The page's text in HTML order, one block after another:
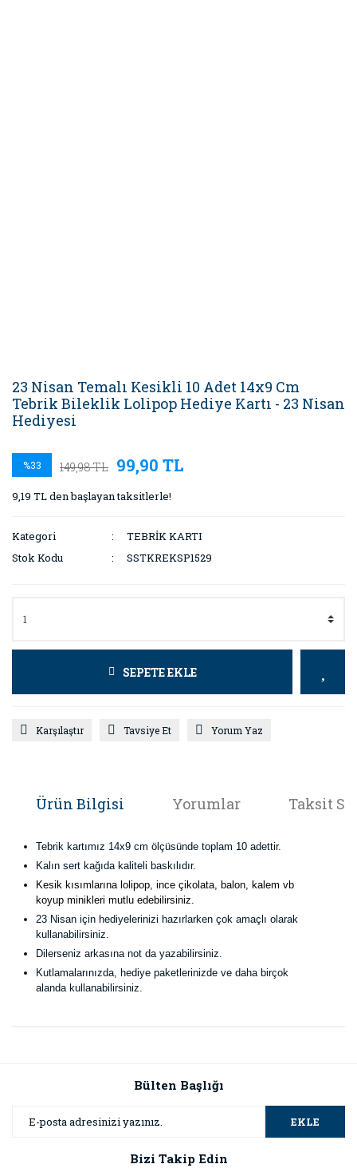
23 Nisan Temalı Kesikli 10 Adet 14x9 Cm
Tebrik Bileklik Lolipop Hediye Kartı - 23 Nisan
Hediyesi
%33 149,98 TL 99,90 TL
9,19 TL den başlayan taksitlerle!
Kategori
TEBRİK KARTI
Stok Kodu
SSTKREKSP1529
SEPETE EKLE
Karşılaştır Tavsiye Et Yorum Yaz
Ürün Bilgisi Yorumlar Taksit
Tebrik kartımız 14x9 cm ölçüsünde toplam 10 adettir.
Kalın sert kağıda kaliteli baskılıdır.
Kesik kısımlarına lolipop, ince çikolata, balon, kalem vb
koyup minikleri mutlu edebilirsiniz.
23 Nisan için hediyelerinizi hazırlarken çok amaçlı olarak
kullanabilirsiniz.
Dilerseniz arkasına not da yazabilirsiniz.
Kutlamalarınızda, hediye paketlerinizde ve daha birçok
alanda kullanabilirsiniz.
Görüş ve önerileriniz için teşekkür ederiz.
Ürün resmi kalitesiz, bozuk veya görüntülenemiyor.
Ürün bilgilerinde hatalar bulunuyor.
Bülten Başlığı
EKLE
Bizi Takip Edin